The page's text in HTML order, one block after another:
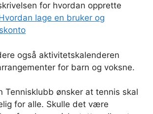
for hvordan opprette
lage en bruker og
også aktivitetskalenderen
for barn og voksne.
Tennisklubb ønsker at tennis skal
for alle. Skulle det være